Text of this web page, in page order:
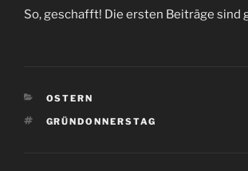
So, geschafft! Die ersten Beiträge sind
KATEGORIEN
OSTERN
SCHLAGWÖRTER
GRÜNDONNERSTAG